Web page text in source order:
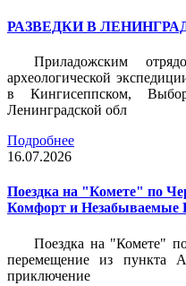
РАЗВЕДКИ В
Приладожским
археологической
в Кингисеппском,
Ленинградской обл
Подробнее
16.07.2026
Поездка на "Комете" по
Комфорт и Незабываемые
Поездка на "Комете"
перемещение из пункта
приключение